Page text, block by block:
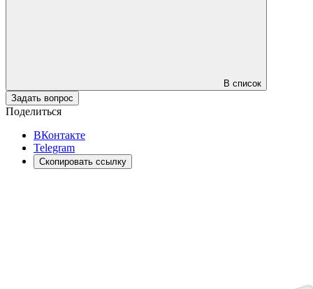
В список
Задать вопрос
Поделиться
ВКонтакте
Telegram
Скопировать ссылку